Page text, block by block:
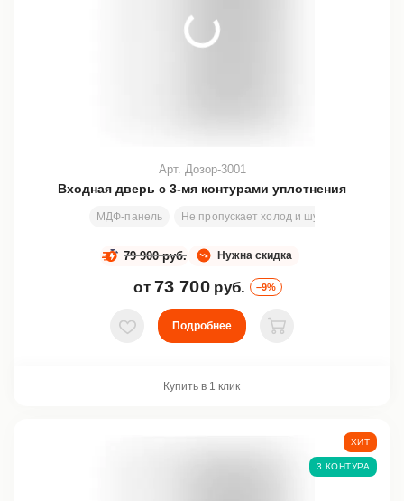
Входная дверь с 3-мя контурами уплотнения
МДФ-панель Не пропускает холод и шум
Арт. Дозор-3001
Нужна скидка
79 900 руб.
от 73 700 руб. –9%
В избранное
Подробнее
В корзину
Купить в 1 клик
ХИТ
3 КОНТУРА